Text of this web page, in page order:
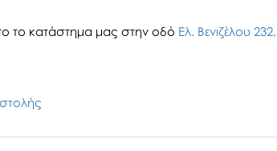
το κατάστημα μας στην οδό Ελ. Βενιζέλου